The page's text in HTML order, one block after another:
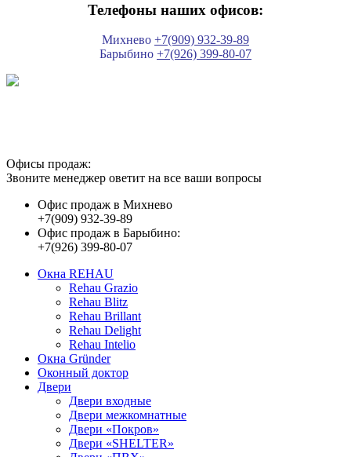
Телефоны наших офисов:
Михнево +7(909) 932-39-89
Барыбино +7(926) 399-80-07
Офисы продаж:
Звоните менеджер оветит на все ваши вопросы
Офис продаж в Михнево
+7(909) 932-39-89
Офис продаж в Барыбино:
+7(926) 399-80-07
Окна REHAU
Rehau Grazio
Rehau Blitz
Rehau Brillant
Rehau Delight
Rehau Intelio
Окна Gründer
Оконный доктор
Двери
Двери входные
Двери межкомнатные
Двери «Покров»
Двери «SHELTER»